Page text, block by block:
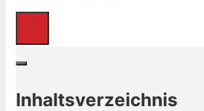
Inhaltsverzeichnis